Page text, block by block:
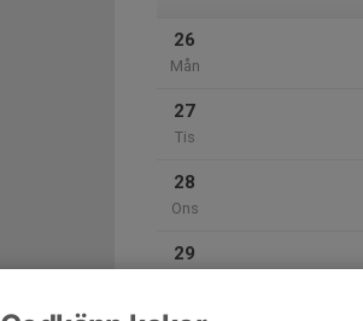
26
Mån
27
Tis
28
Ons
29